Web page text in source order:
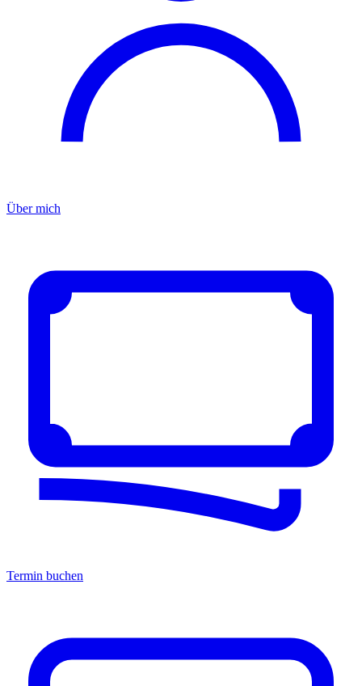
Über mich
Termin buchen